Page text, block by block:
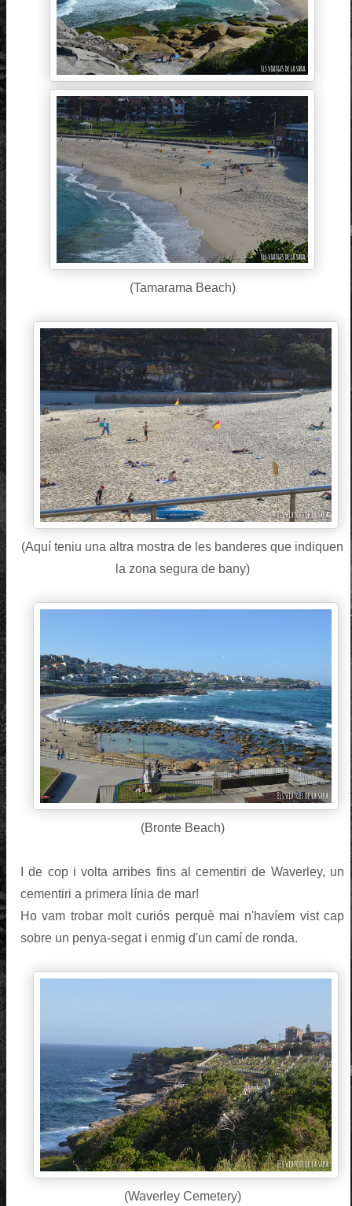
(Tamarama Beach)
(Aquí teniu una altra mostra de les banderes que indiquen
la zona segura de bany)
(Bronte Beach)
I de cop i volta arribes fins al cementiri de Waverley, un
cementiri a primera línia de mar!
Ho vam trobar molt curiós perquè mai n'havíem vist cap
sobre un penya-segat i enmig d'un camí de ronda.
(Waverley Cemetery)